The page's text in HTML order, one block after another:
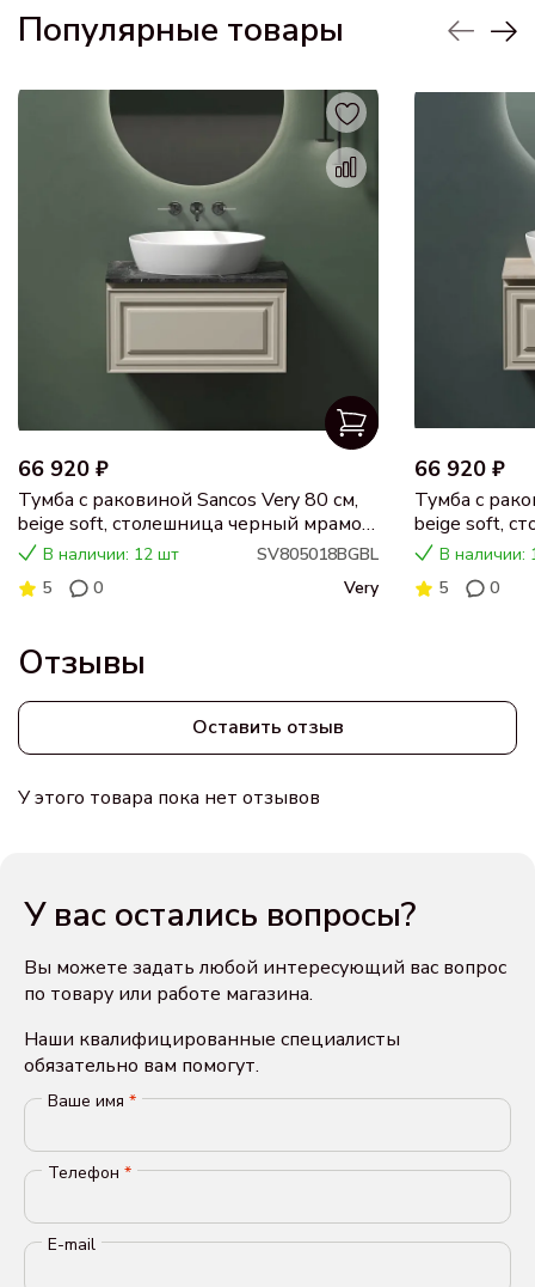
Популярные товары
66 920 ₽
Тумба с раковиной Sancos Very 80 см,
beige soft, столешница черный мрамор,
раковина CN5018
В наличии: 12 шт
SV805018BGBL
5
0 Very
66 920 ₽
Тумба с
beige soft,
раковина
В наличии:
5
0
Отзывы
Оставить отзыв
У этого товара пока нет отзывов
У вас остались вопросы?
Вы можете задать любой интересующий вас вопрос
по товару или работе магазина.
Наши квалифицированные специалисты
обязательно вам помогут.
Ваше имя *
Телефон *
E-mail